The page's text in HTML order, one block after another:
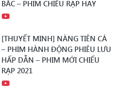
BẮC – PHIM CHIẾU RẠP HAY
[THUYẾT MINH] NÀNG TIÊN CÁ
– PHIM HÀNH ĐỘNG PHIÊU LƯU
HẤP DẪN – PHIM MỚI CHIẾU
RẠP 2021